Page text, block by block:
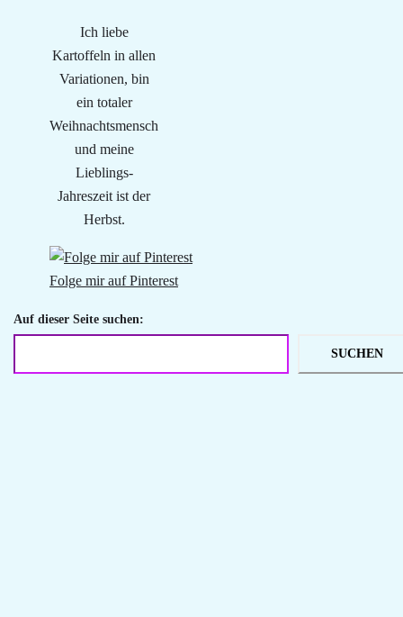
Ich liebe
Kartoffeln in allen
Variationen, bin
ein totaler
Weihnachtsmensch
und meine
Lieblings-
Jahreszeit ist der
Herbst.
Folge mir auf Pinterest
Auf dieser Seite suchen:
SUCHEN